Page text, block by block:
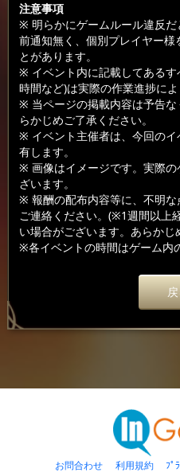
注意事項
※ 明らかにゲームルール違反
前通知無く、個別プレイヤー
とがあります。
※ イベント内に記載してある
時間など)は実際の作業進捗に
※ 当ページの掲載内容は予告
らかじめご了承ください。
※ イベント主催者は、今回の
有します。
※ 画像はイメージです。実際
ざいます。
※ 報酬の配布内容等に、不明
ご連絡ください。(※1週間以上
い場合がございます。あらかじ
※各イベントの時間はゲーム内
お問合わせ 利用規約 ﾌﾟ